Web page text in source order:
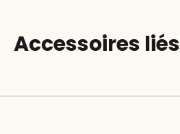
Accessoires liés